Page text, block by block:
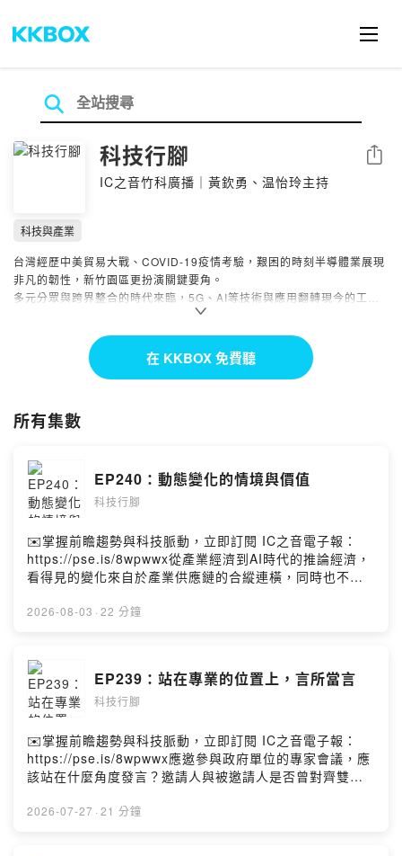
科技行腳
IC之音竹科廣播｜黃欽勇、温怡玲主持
分享
科技與產業
台灣經歷中美貿易大戰、COVID-19疫情考驗，艱困的時刻半導體業展現
非凡的韌性，新竹園區更扮演關鍵要角。
多元分眾與跨界整合的時代來臨，5G、AI等技術與應用翻轉現今的工作
及生活面貌，我們應該以更寬廣的角度，思考科技從業人員的資訊、精神
半導體是匯聚菁英的產業，從業人員多數是高級知識份子，對於產業知
識、社會變動，甚至生命價值的探索，都有不同於一般社會大眾之處。但
心智。如何讓半導體業的從業人員保持對行業的高度熱情，更是半導體業
科技業的人，在眾所羨慕的高所得背後，其實是有限的休閒與伴隨而來的
高壓力。多數人的業外生活，停留在投資與旅遊。這一系列節目，也將輔
以科技人的人文素養與國際視野，「萬里路、萬卷書」的概念一方面提醒
自己，別成為「四處旅遊的郵差」，二方面喚醒科技人對於生命的熱誠與
本節目由Porite台灣保來得贊助播出。
在 KKBOX 免費聽
所有集數
EP240：動態變化的情境與價值
科技行腳
✉️掌握前瞻趨勢與科技脈動，立即訂閱 IC之音電子報：
https://pse.is/8wpwwx從產業經濟到AI時代的推論經濟，
看得見的變化來自於產業供應鏈的合縱連橫，同時也不能
化時，價值的產製者、消費者，以及決定價值的方式也與
所在？黃欽勇Facebook
https://www.facebook.com/hwangchinyeong
2026-08-03 · 22 分鐘
EP239：站在專業的位置上，言所當言
科技行腳
✉️掌握前瞻趨勢與科技脈動，立即訂閱 IC之音電子報：
https://pse.is/8wpwwx應邀參與政府單位的專家會議，應
該站在什麼角度發言？邀請人與被邀請人是否曾對齊雙方
專業意見？的確，參與會議看起來是再平常也不過的日
2026-07-27 · 21 分鐘